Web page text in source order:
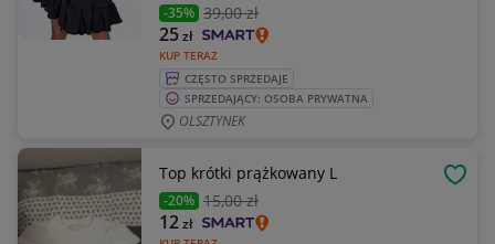
-35% 39,00 zł
KUP TERAZ
25zł
CZĘSTO SPRZEDAJE
SPRZEDAJĄCY: OSOBA PRYWATNA
OLSZTYNEK
Top krótki prążkowany L
-20% 15,00 zł
12zł